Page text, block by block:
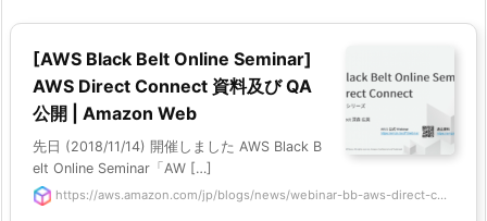
[AWS Black Belt Online Seminar]
AWS Direct Connect 資料及び QA
公開 | Amazon Web
先日 (2018/11/14) 開催しました AWS Black B
elt Online Seminar「AW […]
https://aws.amazon.com/jp/blogs/news/webinar-bb-aws-direct-c...